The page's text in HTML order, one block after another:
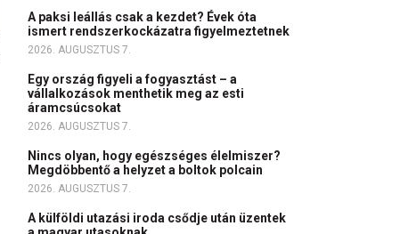
A paksi leállás csak a kezdet? Évek óta
ismert rendszerkockázatra figyelmeztetnek
2026. AUGUSZTUS 7.
Egy ország figyeli a fogyasztást – a
vállalkozások menthetik meg az esti
áramcsúcsokat
2026. AUGUSZTUS 7.
Nincs olyan, hogy egészséges élelmiszer?
Megdöbbentő a helyzet a boltok polcain
2026. AUGUSZTUS 7.
A külföldi utazási iroda csődje után üzentek